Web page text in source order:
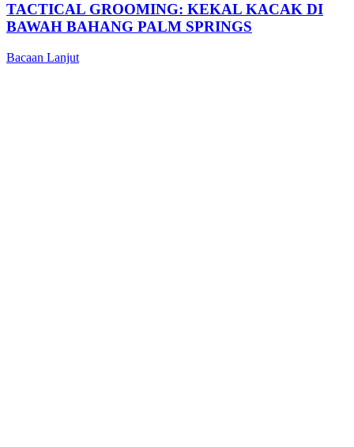
TACTICAL GROOMING: KEKAL KACAK DI
BAWAH BAHANG PALM SPRINGS
Bacaan Lanjut